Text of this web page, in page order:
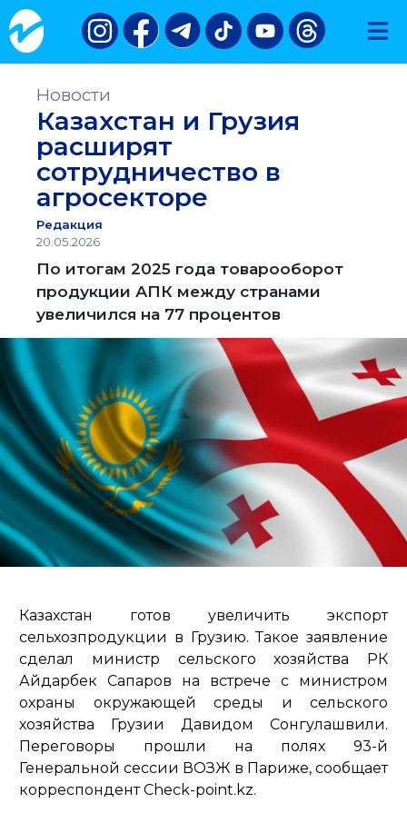
Новости
Казахстан и Грузия
расширят
сотрудничество в
агросекторе
Редакция
20.05.2026
По итогам 2025 года товарооборот
продукции АПК между странами
увеличился на 77 процентов
Казахстан готов увеличить экспорт
сельхозпродукции в Грузию. Такое заявление
сделал министр сельского хозяйства РК
Айдарбек Сапаров на встрече с министром
охраны окружающей среды и сельского
хозяйства Грузии Давидом Сонгулашвили.
Переговоры прошли на полях 93-й
Генеральной сессии ВОЗЖ в Париже, сообщает
корреспондент Check-point.kz.